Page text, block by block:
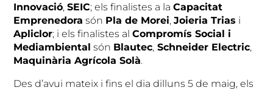
Innovació,SEIC; els finalistes a laCapacitat
Emprenedora són Pla de Morei,Joieria Trias i
Apliclor; i els finalistes alCompromís Social i
Mediambiental són Blautec, Schneider Electric,
Maquinària Agrícola Solà.
Des d’avui mateix i fins el dia dilluns 5 de maig, els